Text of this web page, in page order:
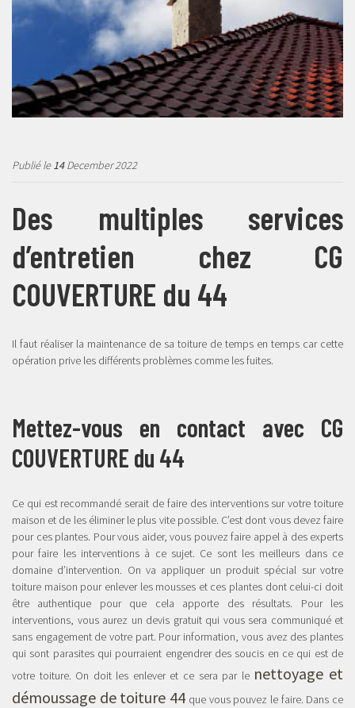
Publié le14December 2022
Des multiples services
d’entretien chez CG
COUVERTURE du 44
Il faut réaliser la maintenance de sa toiture de temps en temps car cette
opération prive les différents problèmes comme les fuites.
Mettez-vous en contact avec CG
COUVERTURE du 44
Ce qui est recommandé serait de faire des interventions sur votre toiture
maison et de les éliminer le plus vite possible. C’est dont vous devez faire
pour ces plantes. Pour vous aider, vous pouvez faire appel à des experts
pour faire les interventions à ce sujet. Ce sont les meilleurs dans ce
domaine d’intervention. On va appliquer un produit spécial sur votre
toiture maison pour enlever les mousses et ces plantes dont celui-ci doit
être authentique pour que cela apporte des résultats. Pour les
interventions, vous aurez un devis gratuit qui vous sera communiqué et
sans engagement de votre part. Pour information, vous avez des plantes
qui sont parasites qui pourraient engendrer des soucis en ce qui est de
votre toiture. On doit les enlever et ce sera par le nettoyage et
démoussage de toiture 44 que vous pouvez le faire. Dans ce